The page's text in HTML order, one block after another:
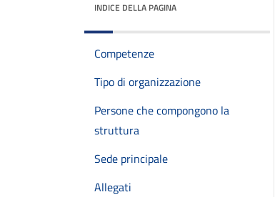
INDICE DELLA PAGINA
Competenze
Tipo di organizzazione
Persone che compongono la
struttura
Sede principale
Allegati